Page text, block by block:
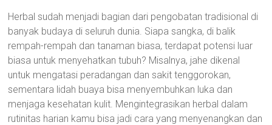
Herbal sudah menjadi bagian dari pengobatan tradisional di
banyak budaya di seluruh dunia. Siapa sangka, di balik
rempah-rempah dan tanaman biasa, terdapat potensi luar
biasa untuk menyehatkan tubuh? Misalnya, jahe dikenal
untuk mengatasi peradangan dan sakit tenggorokan,
sementara lidah buaya bisa menyembuhkan luka dan
menjaga kesehatan kulit. Mengintegrasikan herbal dalam
rutinitas harian kamu bisa jadi cara yang menyenangkan dan